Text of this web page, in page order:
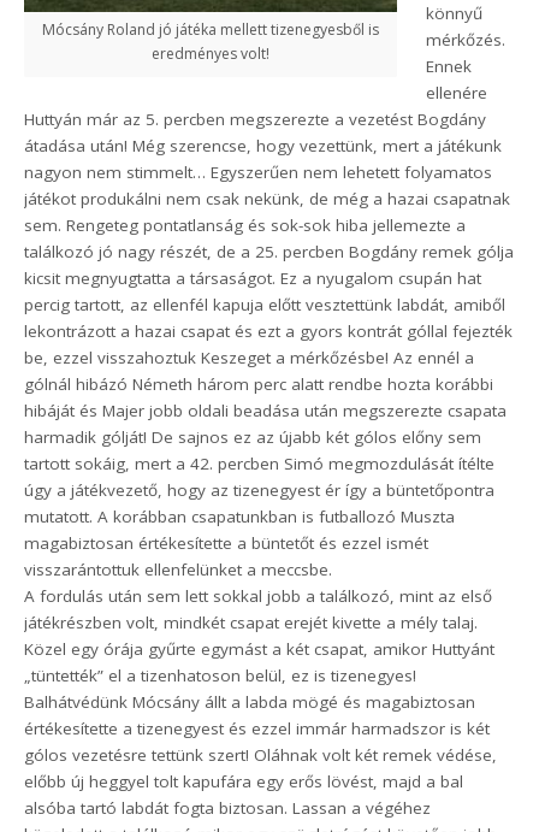
Mócsány Roland jó játéka mellett tizenegyesből is
eredményes volt!
könnyű
mérkőzés.
Ennek
ellenére
Huttyán már az 5. percben megszerezte a vezetést Bogdány
átadása után! Még szerencse, hogy vezettünk, mert a játékunk
nagyon nem stimmelt… Egyszerűen nem lehetett folyamatos
játékot produkálni nem csak nekünk, de még a hazai csapatnak
sem. Rengeteg pontatlanság és sok-sok hiba jellemezte a
találkozó jó nagy részét, de a 25. percben Bogdány remek gólja
kicsit megnyugtatta a társaságot. Ez a nyugalom csupán hat
percig tartott, az ellenfél kapuja előtt vesztettünk labdát, amiből
lekontrázott a hazai csapat és ezt a gyors kontrát góllal fejezték
be, ezzel visszahoztuk Keszeget a mérkőzésbe! Az ennél a
gólnál hibázó Németh három perc alatt rendbe hozta korábbi
hibáját és Majer jobb oldali beadása után megszerezte csapata
harmadik gólját! De sajnos ez az újabb két gólos előny sem
tartott sokáig, mert a 42. percben Simó megmozdulását ítélte
úgy a játékvezető, hogy az tizenegyest ér így a büntetőpontra
mutatott. A korábban csapatunkban is futballozó Muszta
magabiztosan értékesítette a büntetőt és ezzel ismét
visszarántottuk ellenfelünket a meccsbe.
A fordulás után sem lett sokkal jobb a találkozó, mint az első
játékrészben volt, mindkét csapat erejét kivette a mély talaj.
Közel egy órája gyűrte egymást a két csapat, amikor Huttyánt
„tüntették” el a tizenhatoson belül, ez is tizenegyes!
Balhátvédünk Mócsány állt a labda mögé és magabiztosan
értékesítette a tizenegyest és ezzel immár harmadszor is két
gólos vezetésre tettünk szert! Oláhnak volt két remek védése,
előbb új heggyel tolt kapufára egy erős lövést, majd a bal
alsóba tartó labdát fogta biztosan. Lassan a végéhez